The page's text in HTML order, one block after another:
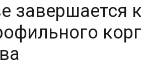
завершается